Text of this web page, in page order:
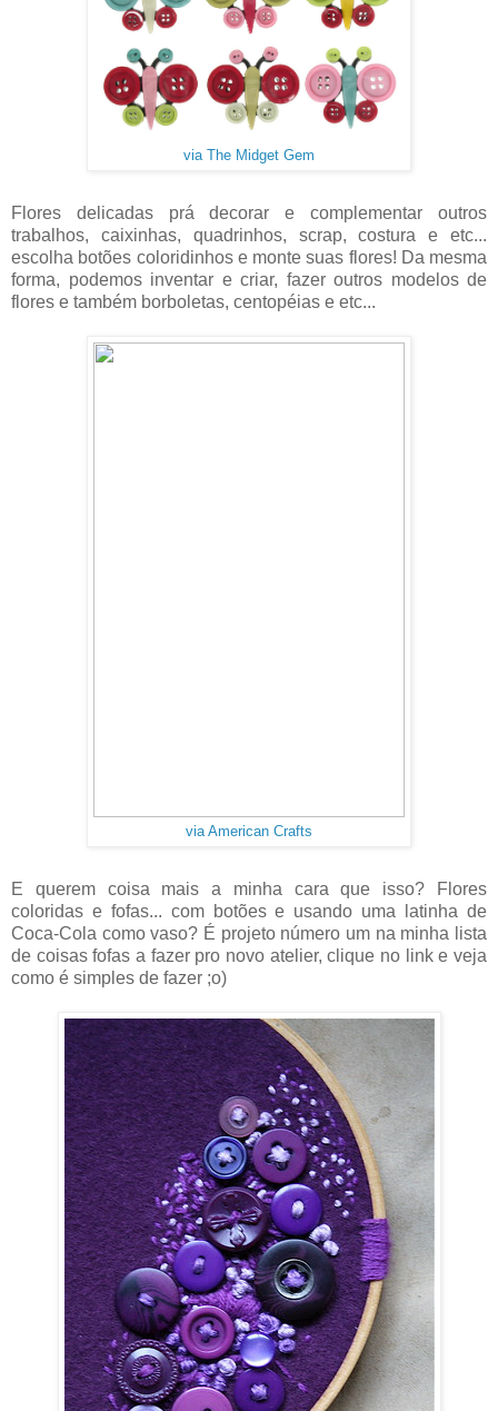
via The Midget Gem
Flores delicadas prá decorar e complementar outros
trabalhos, caixinhas, quadrinhos, scrap, costura e etc...
escolha botões coloridinhos e monte suas flores! Da mesma
forma, podemos inventar e criar, fazer outros modelos de
flores e também borboletas, centopéias e etc...
via American Crafts
E querem coisa mais a minha cara que isso? Flores
coloridas e fofas... com botões e usando uma latinha de
Coca-Cola como vaso? É projeto número um na minha lista
de coisas fofas a fazer pro novo atelier, clique no link e veja
como é simples de fazer ;o)